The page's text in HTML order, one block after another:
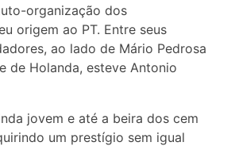
organização dos
origem ao PT. Entre seus
ao lado de Mário Pedrosa
de Holanda, esteve Antonio
jovem e até a beira dos cem
um prestígio sem igual